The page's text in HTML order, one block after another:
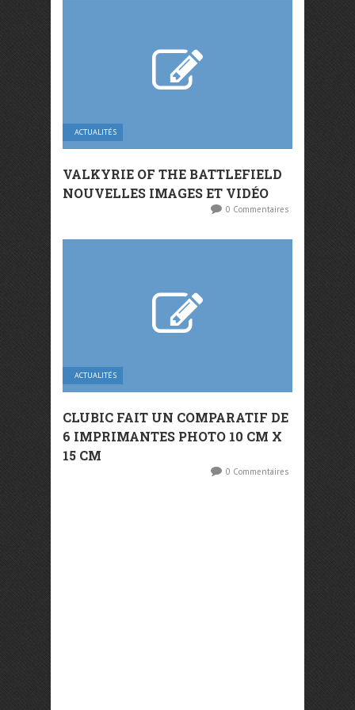
ACTUALITÉS
VALKYRIE OF THE BATTLEFIELD
NOUVELLES IMAGES ET VIDÉO
0 Commentaires
ACTUALITÉS
CLUBIC FAIT UN COMPARATIF DE
6 IMPRIMANTES PHOTO 10 CM X
15 CM
0 Commentaires